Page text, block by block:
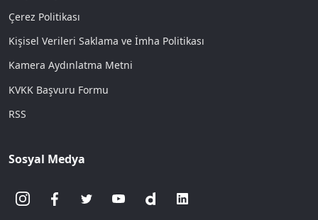
Çerez Politikası
Kişisel Verileri Saklama ve İmha Politikası
Kamera Aydınlatma Metni
KVKK Başvuru Formu
RSS
Sosyal Medya